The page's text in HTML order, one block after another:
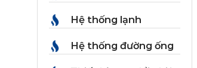
Hệ thống lạnh
Hệ thống đường ống